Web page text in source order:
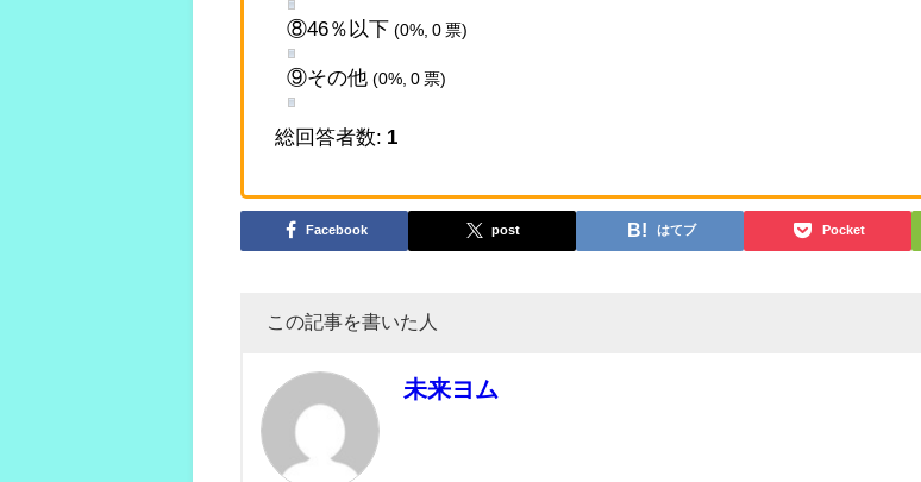
⑧46％以下 (0%, 0 票)
⑨その他 (0%, 0 票)
総回答者数: 1
Facebook post はてブ Pocket
この記事を書いた人
未来ヨム